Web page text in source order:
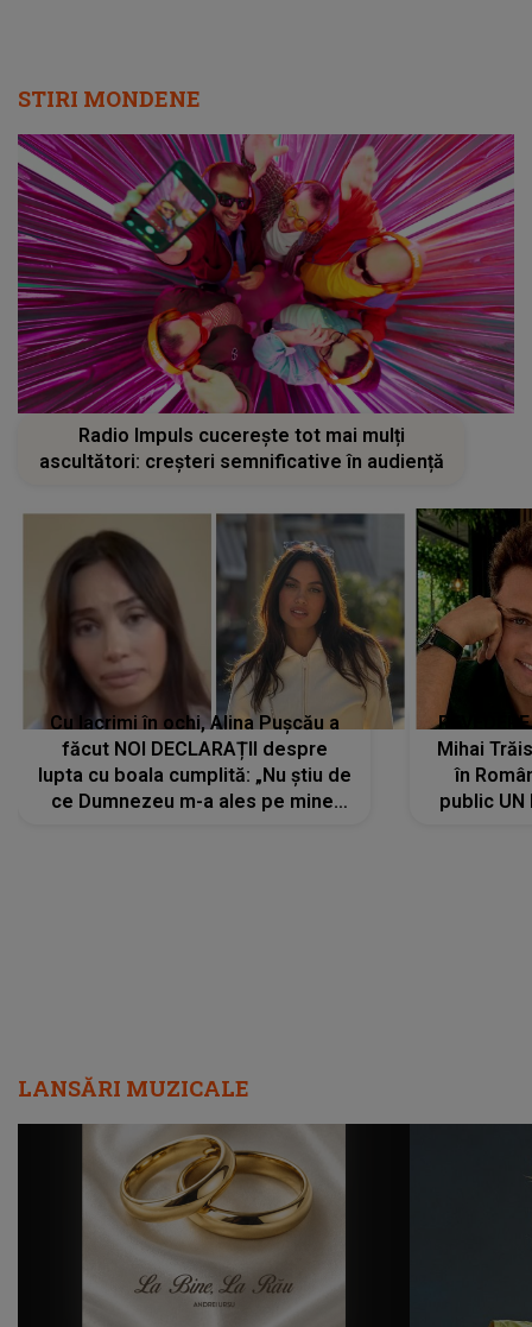
STIRI MONDENE
Radio Impuls cucerește tot mai mulți
ascultători: creșteri semnificative în audiență
Cu lacrimi în ochi, Alina Pușcău a
făcut NOI DECLARAȚII despre
lupta cu boala cumplită: „Nu știu de
ce Dumnezeu m-a ales pe mine.
Mihai
în
public UN
LANSĂRI MUZICALE